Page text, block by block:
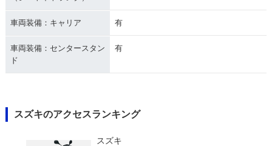
車両装備：キャリア 有
車両装備：センタースタン
ド
有
スズキのアクセスランキング
スズキ